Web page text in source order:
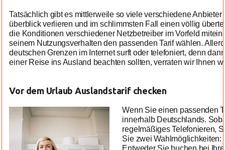
Tatsächlich gibt es mittlerweile so viele verschiedene
überblick verlieren und im schlimmsten Fall einen völlig
die Konditionen verschiedener Netzbetreiber im Vorfeld
seinem Nutzungsverhalten den passenden Tarif wählen.
deutschen Grenzen im Internet surft oder telefoniert, denn
einer Reise ins Ausland beachten sollten, verraten wir Ihnen
Vor dem Urlaub Auslandstarif checken
Wenn Sie einen passenden
innerhalb Deutschlands.
regelmäßiges Telefonieren,
Sie zwei Wahlmöglichkeiten:
Entweder Sie buchen bei